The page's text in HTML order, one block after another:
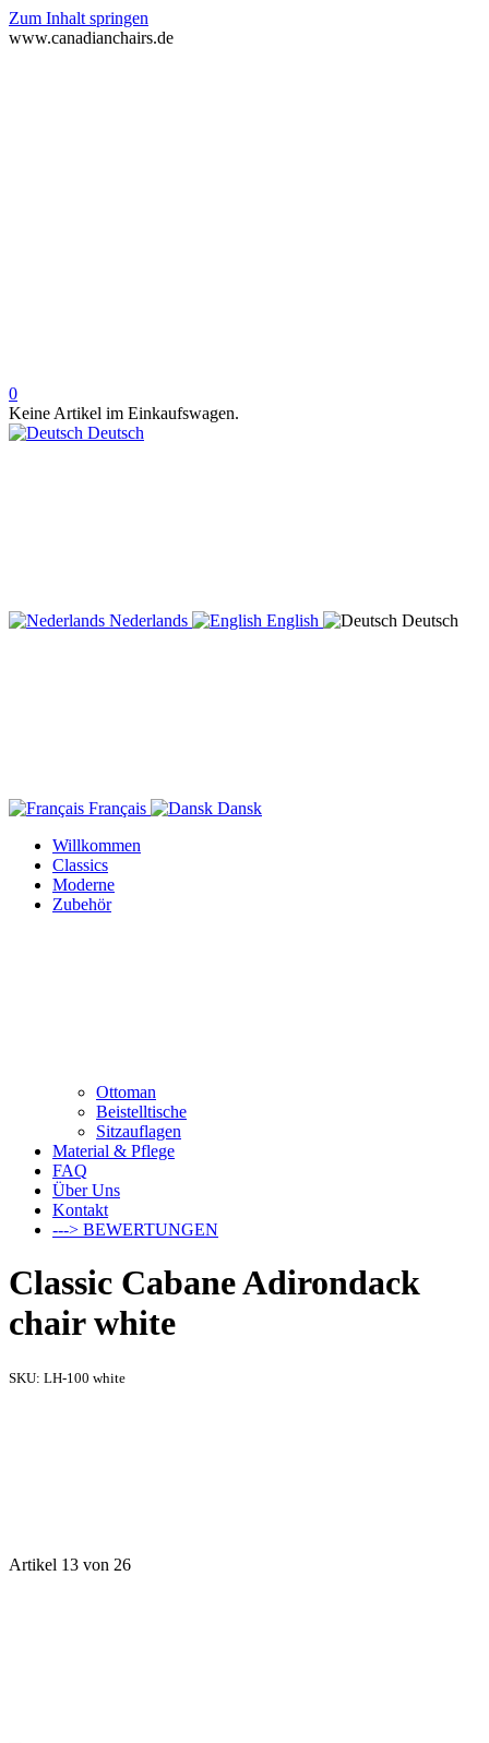
Zum Inhalt springen
www.canadianchairs.de
0
Keine Artikel im Einkaufswagen.
Deutsch
Nederlands English Deutsch
Français
Dansk
Willkommen
Classics
Moderne
Zubehör
Ottoman
Beistelltische
Sitzauflagen
Material & Pflege
FAQ
Über Uns
Kontakt
---> BEWERTUNGEN
Classic Cabane Adirondack
chair white
SKU: LH-100 white
Artikel 13 von 26